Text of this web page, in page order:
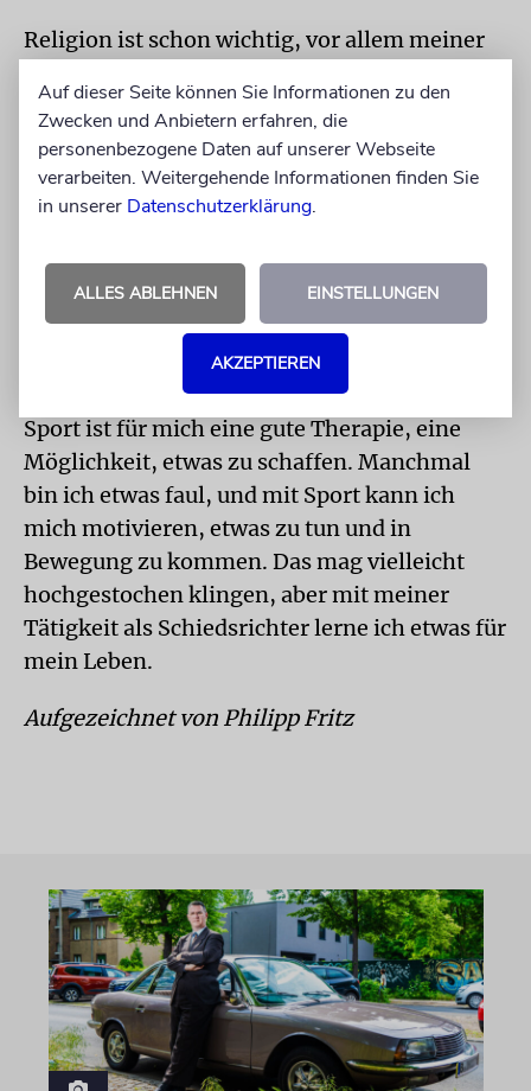
Religion ist schon wichtig, vor allem meiner
in Zukunft eine größere Rolle spielen, wenn
ich selbst eine Familie habe. Ich glaube, dass
man anfängt, sich anders damit zu
beschäftigen, woher man kommt und wer
gar nicht zu weit in die Zukunft blicken. Jetzt
genieße ich es, mich während eines Spiels
zwei Stunden lang voll und ganz auf etwas zu
Sport ist für mich eine gute Therapie, eine
Möglichkeit, etwas zu schaffen. Manchmal
bin ich etwas faul, und mit Sport kann ich
mich motivieren, etwas zu tun und in
Bewegung zu kommen. Das mag vielleicht
hochgestochen klingen, aber mit meiner
Tätigkeit als Schiedsrichter lerne ich etwas für
mein Leben.
Aufgezeichnet von Philipp Fritz
Auf dieser Seite können Sie Informationen zu den
Zwecken und Anbietern erfahren, die
personenbezogene Daten auf unserer Webseite
verarbeiten. Weitergehende Informationen finden Sie
in unserer Datenschutzerklärung.
ALLES ABLEHNEN EINSTELLUNGEN
AKZEPTIEREN